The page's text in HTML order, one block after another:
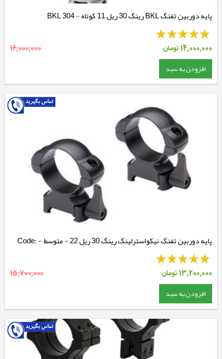
پایه دوربین تفنگ BKL رینگ 30 ریل 11 کوتاه - BKL 304
14,000,000 تومان 16,000,000
افزودن به سبد
پایه دوربین تفنگ نیکواسترلینگ رینگ 30 ریل 22 - متوسط - Code:
NSMQR30WM
13,200,000 تومان 15,700,000
افزودن به سبد